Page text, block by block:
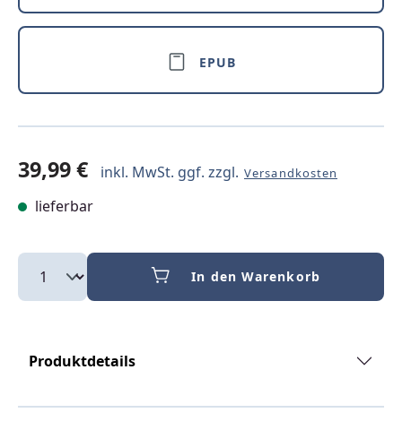
EPUB
39,99 € inkl. MwSt. ggf. zzgl. Versandkosten
lieferbar
In den Warenkorb
Produktdetails